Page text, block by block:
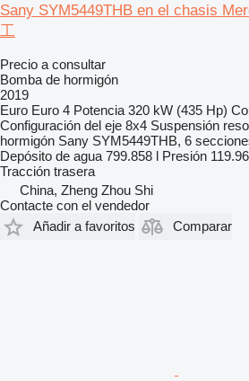
Sany SYM5449THB en el chasis
工
Precio a consultar
Bomba de hormigón
2019
Euro Euro 4 Potencia 320 kW (435 Hp)
Configuración del eje 8x4 Suspensión
hormigón Sany SYM5449THB, 6
Depósito de agua 799.858 l Presión
Tracción trasera
China, Zheng Zhou Shi
Contacte con el vendedor
Añadir a favoritos
Comparar